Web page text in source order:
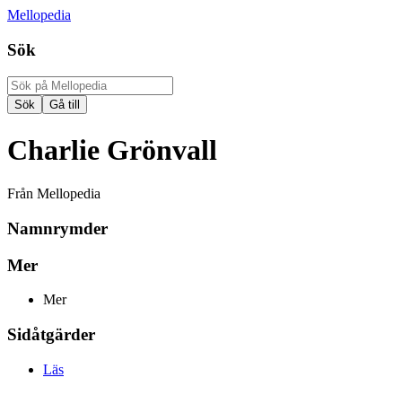
Mellopedia
Sök
Charlie Grönvall
Från Mellopedia
Namnrymder
Mer
Mer
Sidåtgärder
Läs